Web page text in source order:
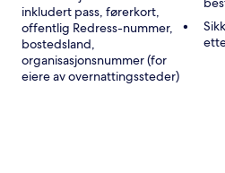
inkludert pass, førerkort,
offentlig Redress-nummer,
bostedsland,
organisasjonsnummer (for
eiere av overnattingssteder)